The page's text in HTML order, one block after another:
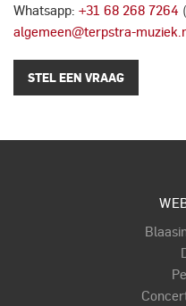
Whatsapp: +31 68 268 7264
algemeen@terpstra-
STEL EEN VRAAG